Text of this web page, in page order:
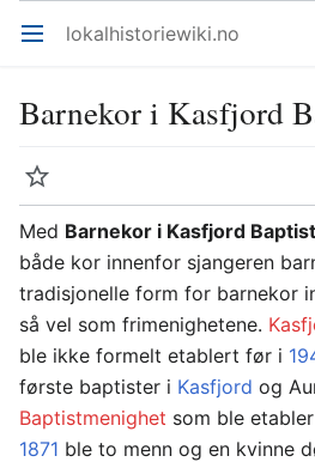
Åpne hovedmenyen lokalhistoriewiki.no
Barnekor i Kasfjord
Overvåk
Med Barnekor i Kasfjord
både kor innenfor sjangeren
tradisjonelle form for barnekor
så vel som frimenighetene.
ble ikke formelt etablert før i
første baptister i Kasfjord og
Baptistmenighet som ble
1871 ble to menn og en kvinne